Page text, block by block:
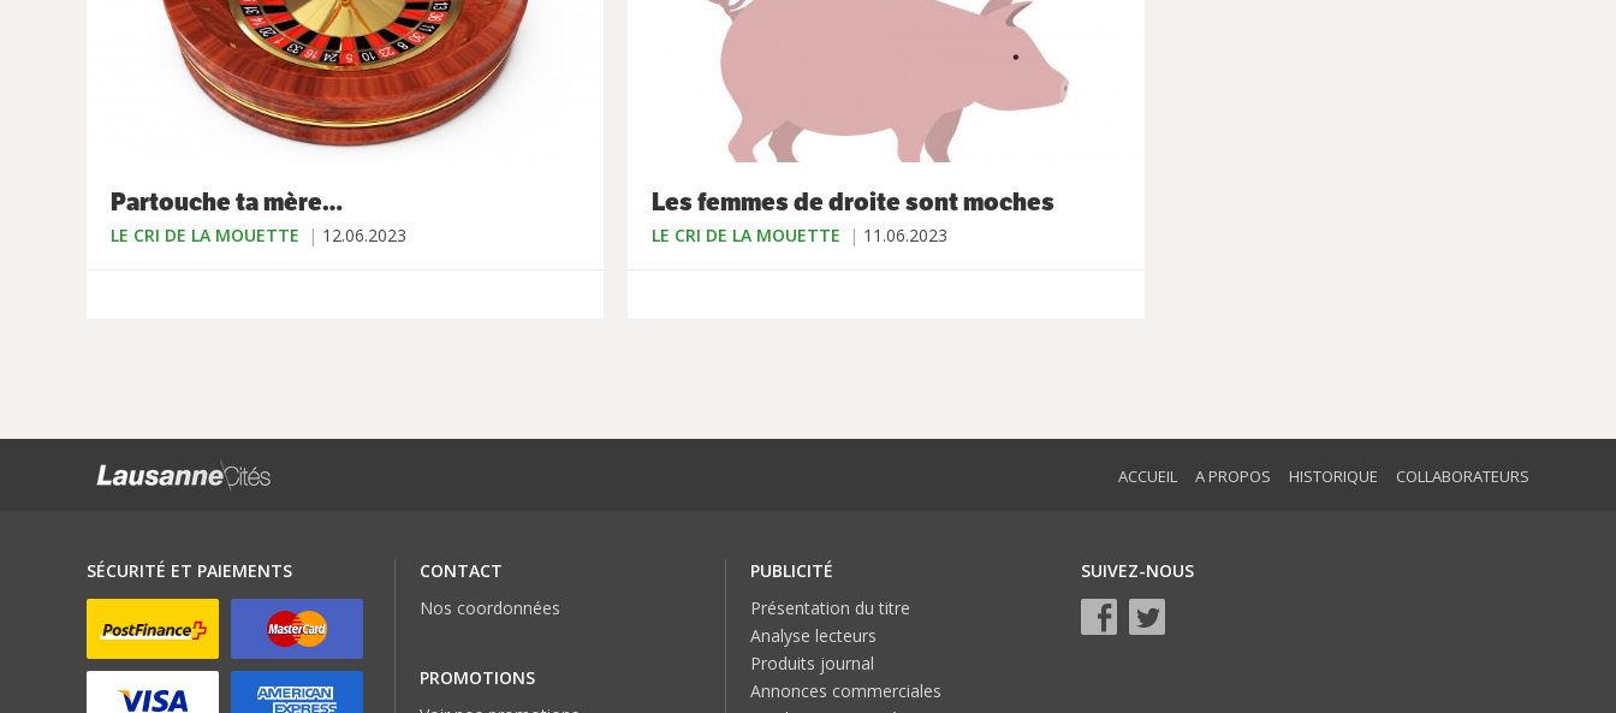
Partouche ta mère…
LE CRI DE LA MOUETTE 12.06.2023
Les femmes de droite sont moches
LE CRI DE LA MOUETTE 11.06.2023
ACCUEIL A PROPOS HISTORIQUE COLLABORATEURS
SÉCURITÉ ET PAIEMENTS
CONTACT
Nos coordonnées
PROMOTIONS
PUBLICITÉ
Présentation du titre
Analyse lecteurs
Produits journal
Annonces commerciales
SUIVEZ-NOUS